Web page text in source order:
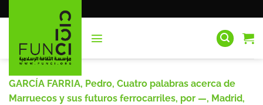
al
GARCÍA FARRIA, Pedro, Cuatro palabras acerca de
Marruecos y sus futuros ferrocarriles, por —, Madrid,